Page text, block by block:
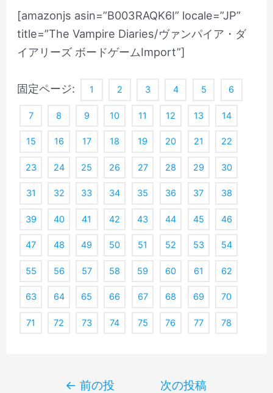
[amazonjs asin=”B003RAQK6I” locale=”JP”
title=”The Vampire Diaries/ヴァンパイア・ダ
イアリーズ ボードゲームImport”]
固定ページ: 1 2 3 4 5 6
7 8 9 10 11 12 13 14
15 16 17 18 19 20 21 22
23 24 25 26 27 28 29 30
31 32 33 34 35 36 37 38
39 40 41 42 43 44 45 46
47 48 49 50 51 52 53 54
55 56 57 58 59 60 61 62
63 64 65 66 67 68 69 70
71 72 73 74 75 76 77 78
← 前の投
次の投稿